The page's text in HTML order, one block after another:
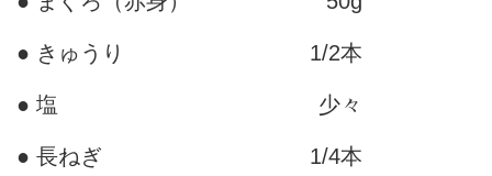
● きゅうり 1/2本
● 塩 少々
● 長ねぎ 1/4本